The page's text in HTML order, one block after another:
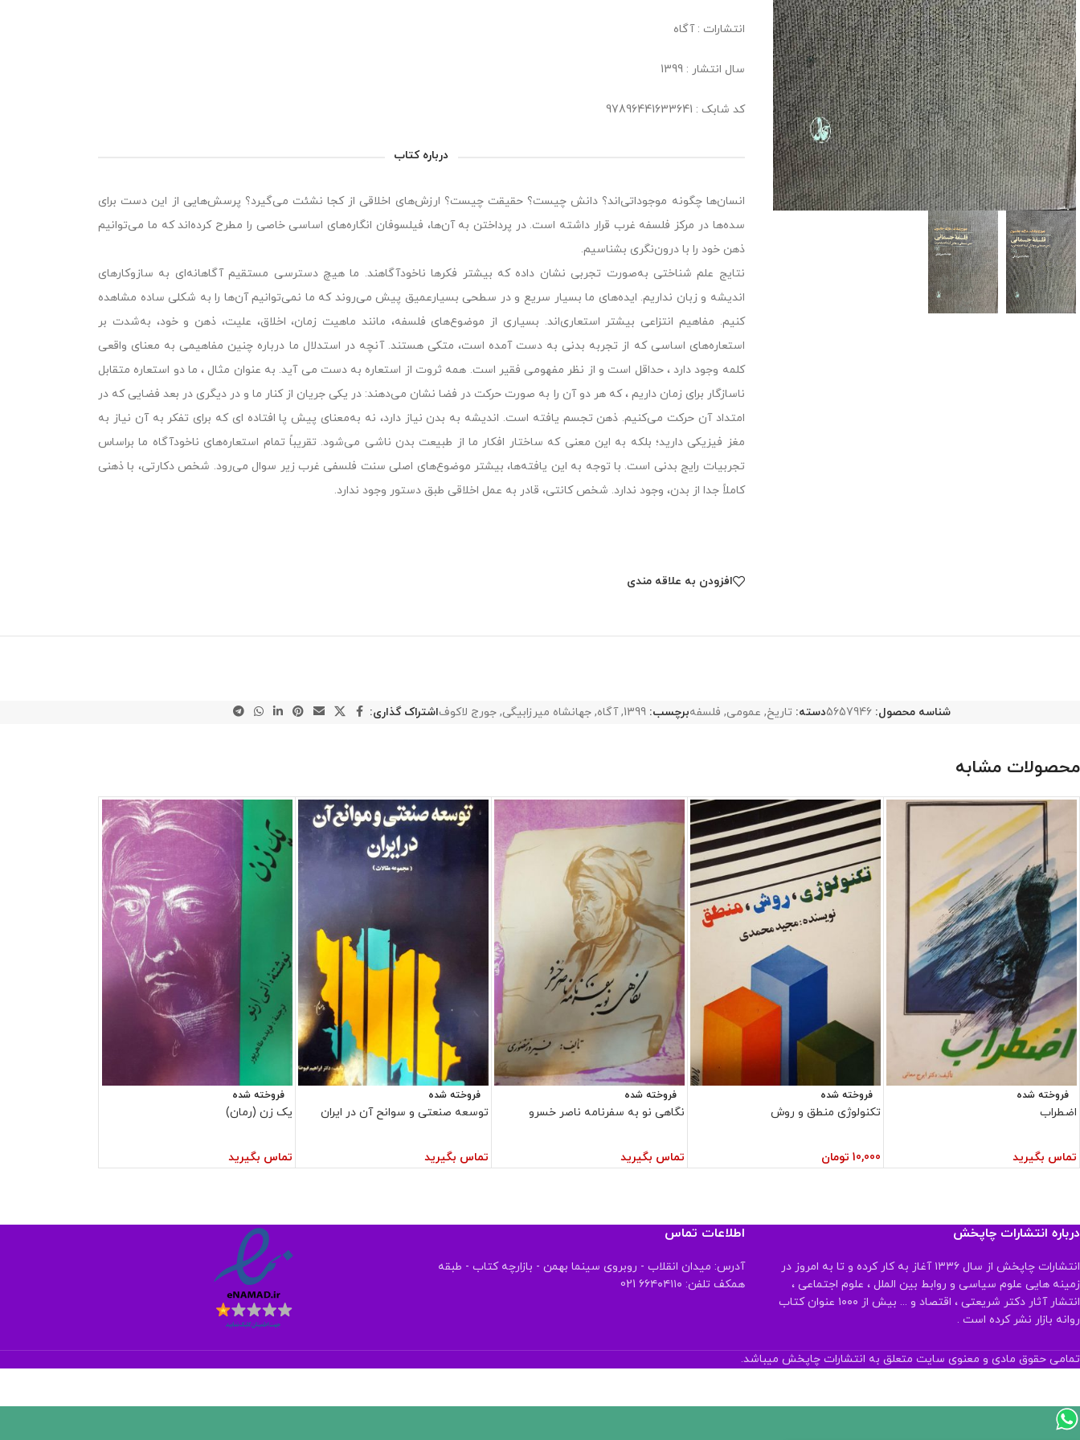
انتشارات : آگاه
سال انتشار : 1399
کد شابک : 97896441633641
درباره کتاب
انسان‌ها چگونه موجوداتی‌اند؟ دانش چیست؟ حقیقت چیست؟ ارزش‌های اخلاقی از کجا نشئت می‌گیرد؟ پرسش‌هایی از این دست برای
سده‌ها در مرکز فلسفه غرب قرار داشته است. در پرداختن به آن‌ها، فیلسوفان انگاره‌های اساسی خاصی را مطرح کرده‌اند که ما می‌توانیم
ذهن خود را با درون‌نگری بشناسیم.
نتایج علم شناختی به‌صورت تجربی نشان داده که بیشتر فکرها ناخودآگاهند. ما هیچ دسترسی مستقیم آگاهانه‌ای به سازوکارهای
اندیشه و زبان نداریم. ایده‌های ما بسیار سریع و در سطحی بسیارعمیق پیش می‌روند که ما نمی‌توانیم آن‌ها را به شکلی ساده مشاهده
کنیم. مفاهیم انتزاعی بیشتر استعاری‌اند. بسیاری از موضوع‌های فلسفه، مانند ماهیت زمان، اخلاق، علیت، ذهن و خود، به‌شدت بر
استعاره‌های اساسی که از تجربه بدنی به دست آمده است‌، متکی هستند. آنچه در استدلال ما درباره چنین مفاهیمی به معنای واقعی
کلمه وجود دارد ، حداقل است و از نظر مفهومی فقیر است. همه ثروت از استعاره به دست می آید. به عنوان مثال ، ما دو استعاره متقابل
ناسازگار برای زمان داریم ، که هر دو آن را به صورت حرکت در فضا نشان می‌دهند: در یکی جریان از کنار ما و در دیگری در بعد فضایی که در
امتداد آن حرکت می‌کنیم. ذهن تجسم یافته است. اندیشه به بدن نیاز دارد، نه به‌معنای پیش پا افتاده ای که برای تفکر به آن نیاز به
مغز فیزیکی دارید؛ بلکه به این معنی که ساختار افکار ما از طبیعت بدن ناشی می‌شود. تقریباً تمام استعاره‌های ناخودآگاه ما براساس
تجربیات رایج بدنی است. با توجه به این یافته‌ها، بیشتر موضوع‌های اصلی سنت فلسفی غرب زیر سوال می‌رود. شخص دکارتی، با ذهنی
کاملاً جدا از بدن، وجود ندارد. شخص کانتی، قادر به عمل اخلاقی طبق دستور وجود ندارد.
افزودن به علاقه مندی
شناسه محصول:5657946دسته: تاریخ, عمومی, فلسفهبرچسب: 1399
, آگاه, جهانشاه میرزابیگی, جورج لاکوفاشتراک گذاری:
محصولات مشابه
فروخته شده
اضطراب
تماس بگیرید
فروخته شده
تکنولوژی منطق و روش
10,000 تومان
فروخته شده
نگاهی نو به سفرنامه ناصر خسرو
تماس بگیرید
فروخته شده
توسعه صنعتی و سوانح آن در ایران
تماس بگیرید
فروخته شده
یک زن (رمان)
تماس بگیرید
درباره انتشارات چاپخش
انتشارات چاپخش از سال ۱۳۳۶ آغاز به کار کرده و تا به امروز در
زمینه هایی علوم سیاسی و روابط بین الملل ، علوم اجتماعی ،
انتشار آثار دکتر شریعتی ، اقتصاد و ... بیش از ۱۰۰۰ عنوان کتاب
روانه بازار نشر کرده است .
اطلاعات تماس
آدرس: میدان انقلاب - روبروی سینما بهمن - بازارچه کتاب - طبقه
همکف تلفن: ۶۶۴۰۴۱۱۰ 021
تمامی حقوق مادی و معنوی سایت متعلق به انتشارات چاپخش میباشد.